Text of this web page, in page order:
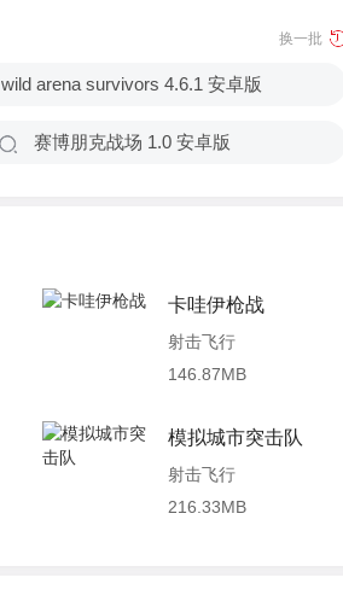
换一批
wild arena survivors 4.6.1 安卓版
赛博朋克战场 1.0 安卓版
卡哇伊枪战
射击飞行
146.87MB
模拟城市突击队
射击飞行
216.33MB